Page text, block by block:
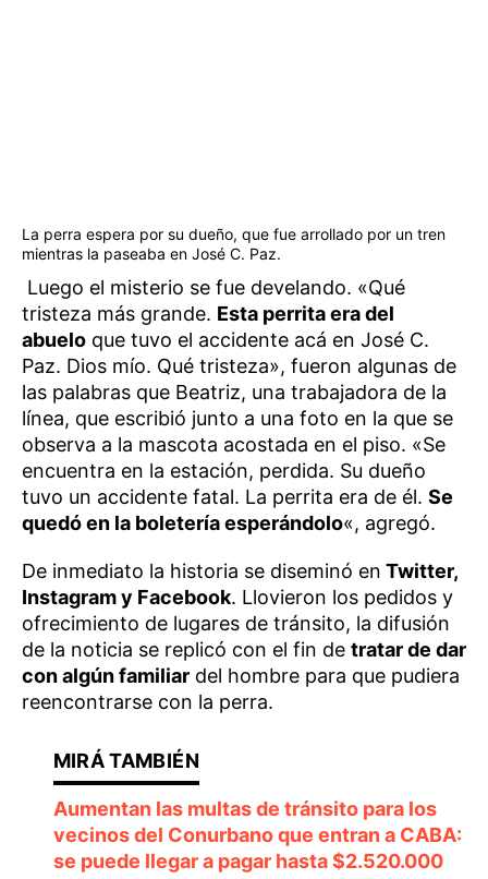
La perra espera por su dueño, que fue arrollado por un tren
mientras la paseaba en José C. Paz.
Luego el misterio se fue develando. «Qué
tristeza más grande. Esta perrita era del
abuelo que tuvo el accidente acá en José C.
Paz. Dios mío. Qué tristeza», fueron algunas de
las palabras que Beatriz, una trabajadora de la
línea, que escribió junto a una foto en la que se
observa a la mascota acostada en el piso. «Se
encuentra en la estación, perdida. Su dueño
tuvo un accidente fatal. La perrita era de él. Se
quedó en la boletería esperándolo«, agregó.
De inmediato la historia se diseminó en Twitter,
Instagram y Facebook. Llovieron los pedidos y
ofrecimiento de lugares de tránsito, la difusión
de la noticia se replicó con el fin de tratar de dar
con algún familiar del hombre para que pudiera
reencontrarse con la perra.
Aumentan las multas de tránsito para los
vecinos del Conurbano que entran a CABA:
se puede llegar a pagar hasta $2.520.000